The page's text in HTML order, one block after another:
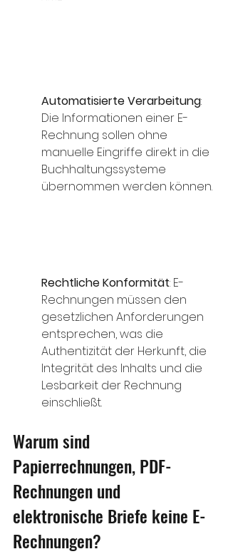
Automatisierte Verarbeitung:
Die Informationen einer E-
Rechnung sollen ohne
manuelle Eingriffe direkt in die
Buchhaltungssysteme
übernommen werden können.
Rechtliche Konformität: E-
Rechnungen müssen den
gesetzlichen Anforderungen
entsprechen, was die
Authentizität der Herkunft, die
Integrität des Inhalts und die
Lesbarkeit der Rechnung
einschließt.
Warum sind
Papierrechnungen, PDF-
Rechnungen und
elektronische Briefe keine E-
Rechnungen?